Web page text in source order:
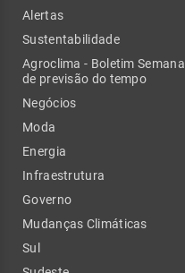
Alertas
Sustentabilidade
Agroclima - Boletim Semanal
de previsão do tempo
Negócios
Moda
Energia
Infraestrutura
Governo
Mudanças Climáticas
Sul